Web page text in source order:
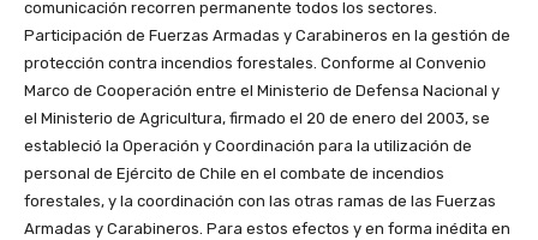
comunicación recorren permanente todos los sectores.
Participación de Fuerzas Armadas y Carabineros en la gestión de
protección contra incendios forestales. Conforme al Convenio
Marco de Cooperación entre el Ministerio de Defensa Nacional y
el Ministerio de Agricultura, firmado el 20 de enero del 2003, se
estableció la Operación y Coordinación para la utilización de
personal de Ejército de Chile en el combate de incendios
forestales, y la coordinación con las otras ramas de las Fuerzas
Armadas y Carabineros. Para estos efectos y en forma inédita en